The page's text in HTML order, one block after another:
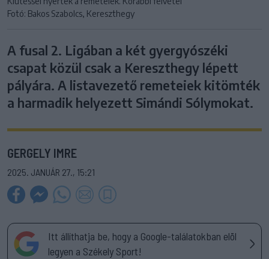
Fotó: Bakos Szabolcs, Kereszthegy
A fusal 2. Ligában a két gyergyószéki
csapat közül csak a Kereszthegy lépett
pályára. A listavezető remeteiek kitömték
a harmadik helyezett Simándi Sólymokat.
GERGELY IMRE
2025. JANUÁR 27., 15:21
Itt állíthatja be, hogy a Google-találatokban elöl
legyen a Székely Sport!